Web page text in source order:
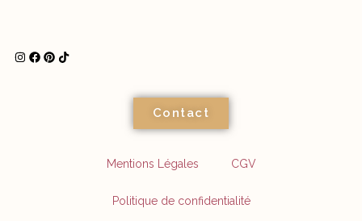
Contact
Mentions Légales CGV
Politique de confidentialité